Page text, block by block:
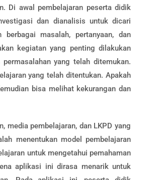
Di awal pembelajaran peserta didik
dan dianalisis untuk dicari
masalah, pertanyaan, dan
kegiatan yang penting dilakukan
yang telah ditemukan.
yang telah ditentukan. Apakah
bisa melihat kekurangan dan
media pembelajaran, dan LKPD yang
menentukan model pembelajaran
untuk mengetahui pemahaman
aplikasi ini dirasa menarik untuk